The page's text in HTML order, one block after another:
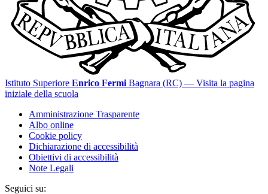
Istituto Superiore Enrico Fermi Bagnara (RC) — Visita la pagina
iniziale della scuola
Amministrazione Trasparente
Albo online
Cookie policy
Dichiarazione di accessibilità
Obiettivi di accessibilità
Note Legali
Seguici su: